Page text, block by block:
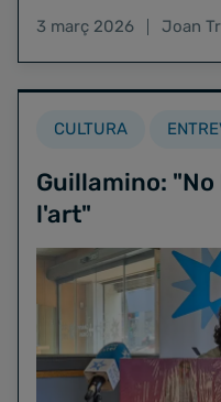
3 març 2026
Joan
CULTURA
Guillamino:
l'art"